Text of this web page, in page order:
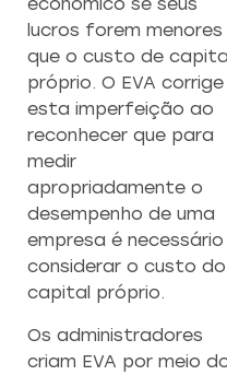
econômico se seus
lucros forem menores
que o custo de capital
próprio. O EVA corrige
esta imperfeição ao
reconhecer que para
medir
apropriadamente o
desempenho de uma
empresa é necessário
considerar o custo do
capital próprio.
Os administradores
criam EVA por meio